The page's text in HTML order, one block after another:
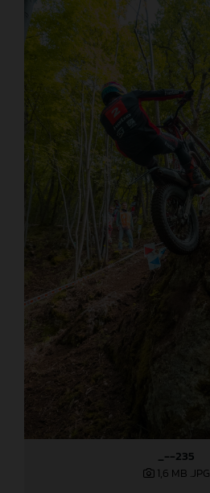
_--235
1,6 MB .JPG